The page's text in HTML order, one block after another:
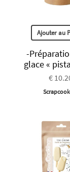
Ajouter au
-
glace «
€